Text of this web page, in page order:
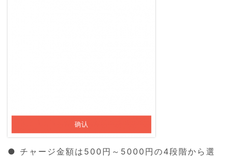
● チャージ金額は500円～5000円の4段階から選